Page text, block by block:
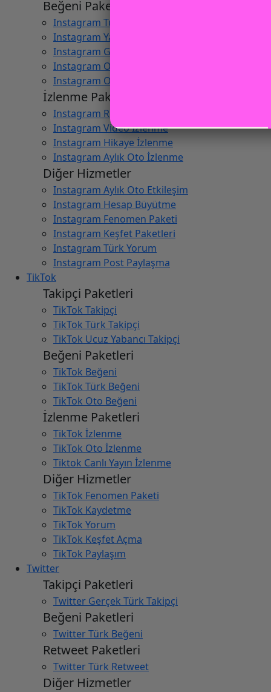
Beğeni Paketleri
Instagram Türk Beğeni
Instagram Yabancı Beğeni
Instagram Gerçek Türk Beğeni
Instagram Otomatik Türk Beğeni
Instagram Otomatik Yabancı Beğeni
İzlenme Paketleri
Instagram Reels İzlenme
Instagram Video İzlenme
Instagram Hikaye İzlenme
Instagram Aylık Oto İzlenme
Diğer Hizmetler
Instagram Aylık Oto Etkileşim
Instagram Hesap Büyütme
Instagram Fenomen Paketi
Instagram Keşfet Paketleri
Instagram Türk Yorum
Instagram Post Paylaşma
TikTok
Takipçi Paketleri
TikTok Takipçi
TikTok Türk Takipçi
TikTok Ucuz Yabancı Takipçi
Beğeni Paketleri
TikTok Beğeni
TikTok Türk Beğeni
TikTok Oto Beğeni
İzlenme Paketleri
TikTok İzlenme
TikTok Oto İzlenme
Tiktok Canlı Yayın İzlenme
Diğer Hizmetler
TikTok Fenomen Paketi
TikTok Kaydetme
TikTok Yorum
TikTok Keşfet Açma
TikTok Paylaşım
Twitter
Takipçi Paketleri
Twitter Gerçek Türk Takipçi
Beğeni Paketleri
Twitter Türk Beğeni
Retweet Paketleri
Twitter Türk Retweet
Diğer Hizmetler